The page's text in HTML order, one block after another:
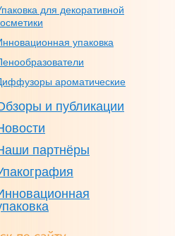
для декоративной
упаковка
ароматические
и публикации
партнёры